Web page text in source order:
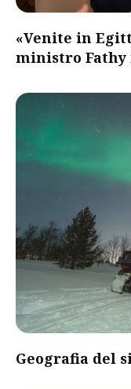
«Venite in
ministro Fathy
Geografia del